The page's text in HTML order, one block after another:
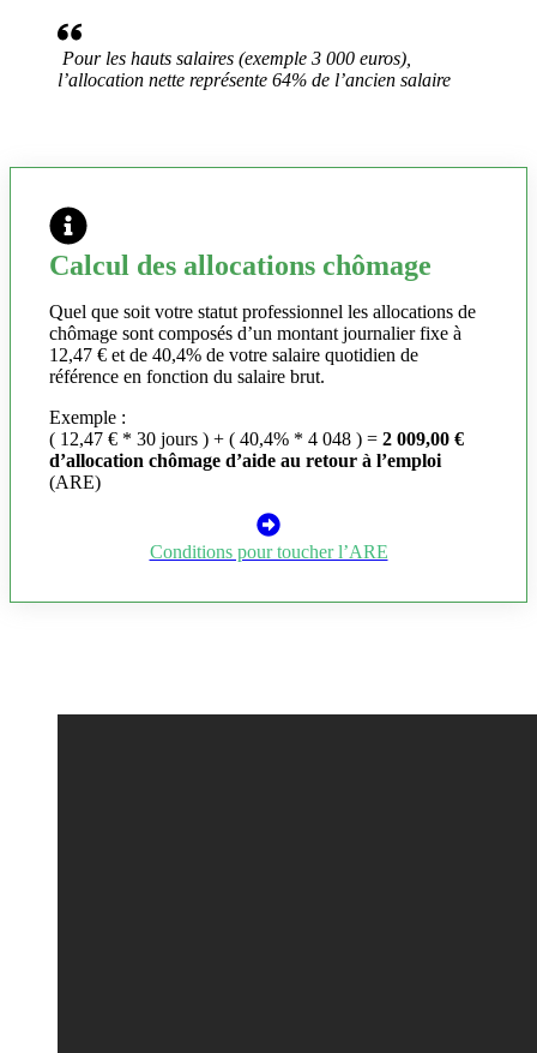
Pour les hauts salaires (exemple 3 000 euros),
l’allocation nette représente 64% de l’ancien salaire
Calcul des allocations chômage
Quel que soit votre statut professionnel les allocations de
chômage sont composés d’un montant journalier fixe à
12,47 € et de 40,4% de votre salaire quotidien de
référence en fonction du salaire brut.
Exemple :
( 12,47 € * 30 jours ) + ( 40,4% * 4 048 ) = 2 009,00 €
d’allocation chômage d’aide au retour à l’emploi
(ARE)
Conditions pour toucher l’ARE